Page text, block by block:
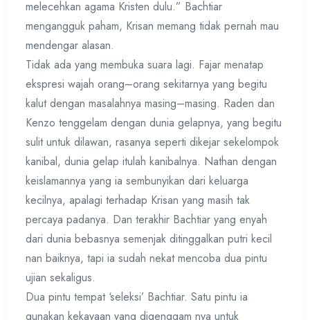
melecehkan agama Kristen dulu.” Bachtiar
mengangguk paham, Krisan memang tidak pernah mau
mendengar alasan.
Tidak ada yang membuka suara lagi. Fajar menatap
ekspresi wajah orang–orang sekitarnya yang begitu
kalut dengan masalahnya masing–masing. Raden dan
Kenzo tenggelam dengan dunia gelapnya, yang begitu
sulit untuk dilawan, rasanya seperti dikejar sekelompok
kanibal, dunia gelap itulah kanibalnya. Nathan dengan
keislamannya yang ia sembunyikan dari keluarga
kecilnya, apalagi terhadap Krisan yang masih tak
percaya padanya. Dan terakhir Bachtiar yang enyah
dari dunia bebasnya semenjak ditinggalkan putri kecil
nan baiknya, tapi ia sudah nekat mencoba dua pintu
ujian sekaligus.
Dua pintu tempat ‘seleksi’ Bachtiar. Satu pintu ia
gunakan kekayaan yang digenggam nya untuk